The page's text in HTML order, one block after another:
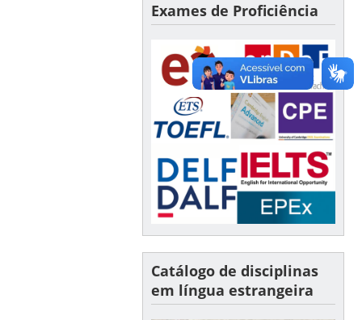
Exames de Proficiência
Catálogo de disciplinas
em língua estrangeira